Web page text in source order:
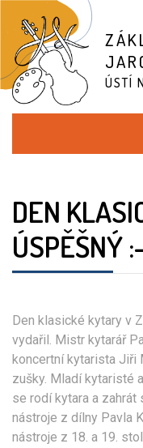
ÚSTÍ
DEN
ÚSPĚŠNÝ
Den klasické kytary v
vydařil. Mistr kytarář
koncertní kytarista Jiři
zušky. Mladí kytaristé
se rodí kytara a zahrát
nástroje z dílny Pavla
nástroje z 18. a 19.